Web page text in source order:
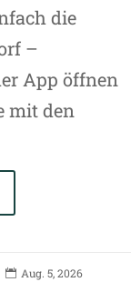
die
–
App öffnen
mit den
 Aug. 5, 2026